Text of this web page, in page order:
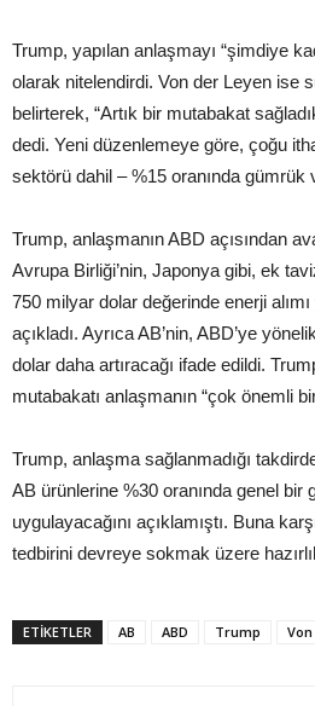
Trump, yapılan anlaşmayı “şimdiye
olarak nitelendirdi. Von der Leyen ise
belirterek, “Artık bir mutabakat
dedi. Yeni düzenlemeye göre, çoğu
sektörü dahil – %15 oranında gümrük
Trump, anlaşmanın ABD açısından
Avrupa Birliği’nin, Japonya gibi, ek
750 milyar dolar değerinde enerji
açıkladı. Ayrıca AB’nin, ABD’ye
dolar daha artıracağı ifade edildi.
mutabakatı anlaşmanın “çok önemli
Trump, anlaşma sağlanmadığı
AB ürünlerine %30 oranında genel bir
uygulayacağını açıklamıştı. Buna
tedbirini devreye sokmak üzere
ETIKETLER AB ABD Trump